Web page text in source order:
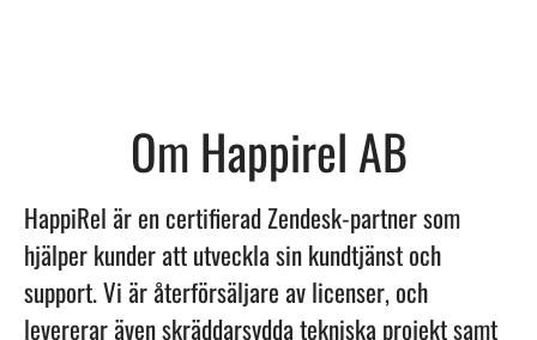
Om Happirel AB
HappiRel är en certifierad Zendesk-partner som
hjälper kunder att utveckla sin kundtjänst och
support. Vi är återförsäljare av licenser, och
levererar även skräddarsydda tekniska projekt samt